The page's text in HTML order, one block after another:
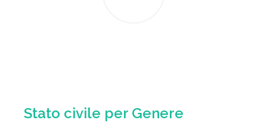
Stato civile per Genere